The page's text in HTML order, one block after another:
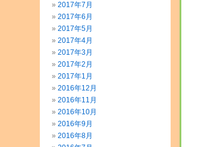
2017年7月
2017年6月
2017年5月
2017年4月
2017年3月
2017年2月
2017年1月
2016年12月
2016年11月
2016年10月
2016年9月
2016年8月